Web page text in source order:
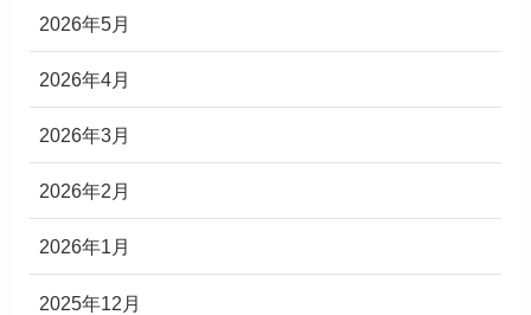
2026年5月
2026年4月
2026年3月
2026年2月
2026年1月
2025年12月